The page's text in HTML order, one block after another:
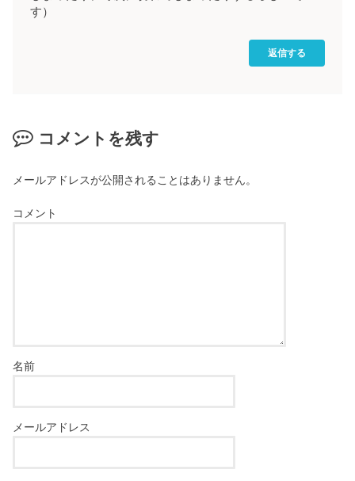
す）
返信する
コメントを残す
メールアドレスが公開されることはありません。
コメント
名前
メールアドレス